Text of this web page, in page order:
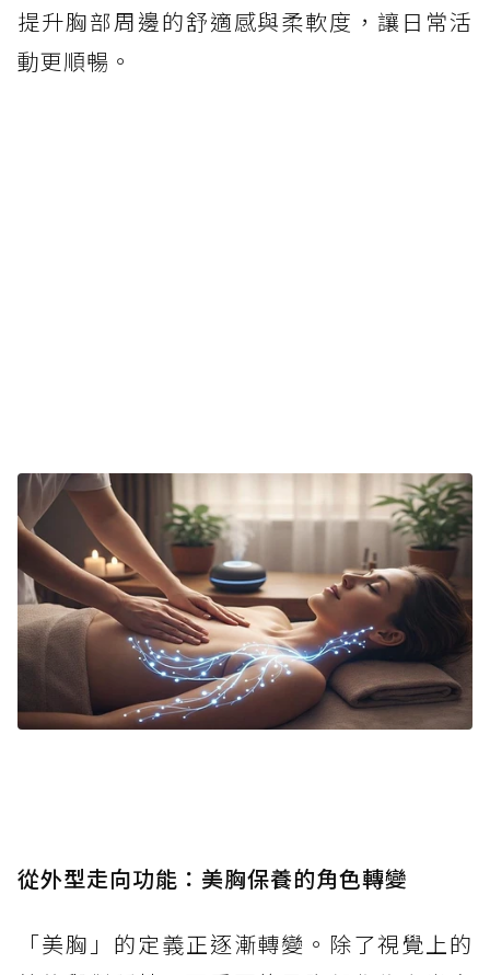
提升胸部周邊的舒適感與柔軟度，讓日常活
動更順暢。
從外型走向功能：美胸保養的角色轉變
「美胸」的定義正逐漸轉變。除了視覺上的